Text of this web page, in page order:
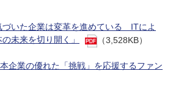
づいた企業は変革を進めている ITによ
未来を切り開く」
（3,528KB）
企業の優れた「挑戦」を応援するファン